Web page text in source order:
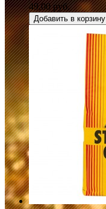
49,00 руб.
Добавить в корзину